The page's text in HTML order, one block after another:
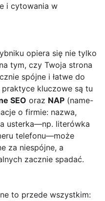
i cytowania w
opiera się nie tylko
tym, czy Twoja strona
spójne i łatwe do
kluczowe są tu
SEO oraz NAP (name-
o firmie: nazwa,
usterka—np. literówka
telefonu—może
za niespójne, a
zacznie spadać.
to przede wszystkim: